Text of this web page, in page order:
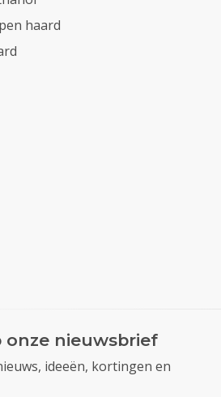
haard
onze nieuwsbrief
ideeën, kortingen en